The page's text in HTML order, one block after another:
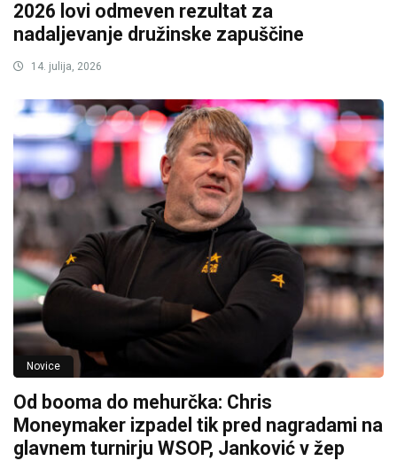
2026 lovi odmeven rezultat za
nadaljevanje družinske zapuščine
14. julija, 2026
Novice
Od booma do mehurčka: Chris
Moneymaker izpadel tik pred nagradami na
glavnem turnirju WSOP, Janković v žep